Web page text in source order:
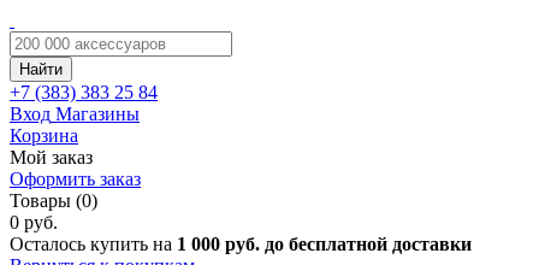
Найти
+7 (383) 383 25 84
Вход Магазины
Корзина
Мой заказ
Оформить заказ
Товары (0)
0 руб.
Осталось купить на 1 000 руб. до бесплатной доставки